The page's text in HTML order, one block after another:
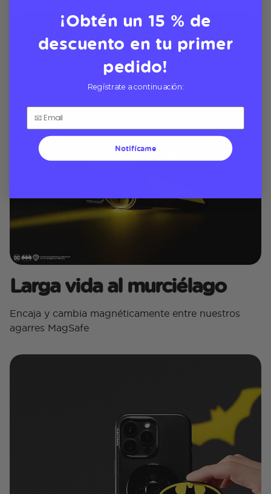
Larga vida al murciélago
Encaja y cambia magnéticamente entre nuestros
agarres MagSafe
¡Obtén un 15 % de
descuento en tu primer
pedido!
Regístrate a continuación:
Notifícame